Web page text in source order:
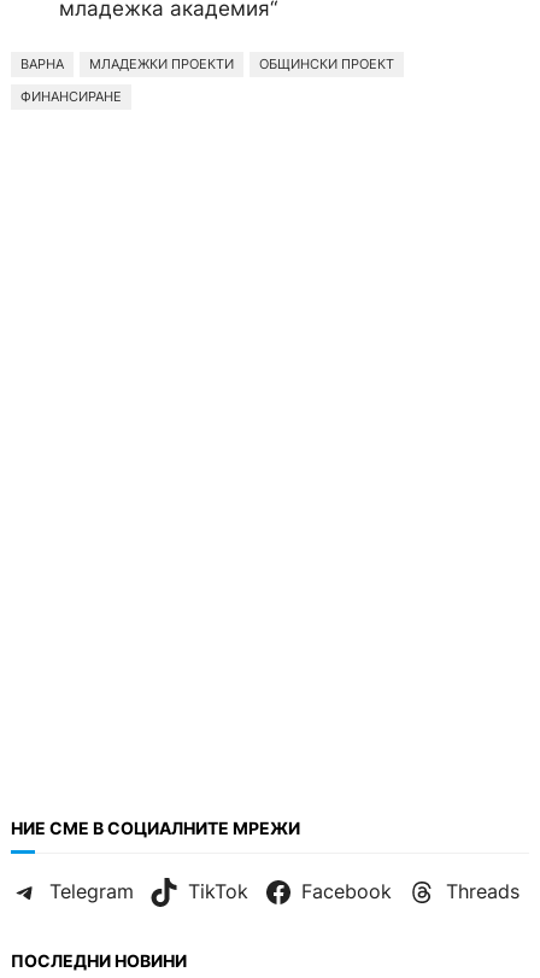
младежка академия“
ВАРНА МЛАДЕЖКИ ПРОЕКТИ
ОБЩИНСКИ ПРОЕКТ
ФИНАНСИРАНЕ
НИЕ СМЕ В СОЦИАЛНИТЕ МРЕЖИ
Telegram TikTok Facebook Threads
ПОСЛЕДНИ НОВИНИ